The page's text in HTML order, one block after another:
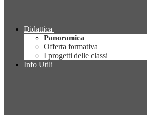
Didattica
Panoramica
Offerta formativa
I progetti delle classi
Info Utili